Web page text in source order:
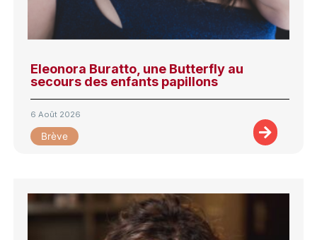
Eleonora Buratto, une Butterfly au
secours des enfants papillons
6 Août 2026
Brève